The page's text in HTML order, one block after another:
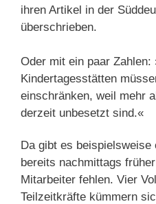
ihren Artikel in der
überschrieben.
Oder mit ein paar Zahlen:
Kindertagesstätten
einschränken, weil mehr
derzeit unbesetzt sind.«
Da gibt es
bereits nachmittags
Mitarbeiter fehlen. Vier
Teilzeitkräfte kümmern